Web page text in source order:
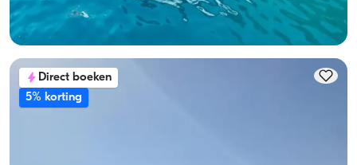
Laagste
24.000 TL
Beschikbaarheid & prijs bekijken
Direct boeken
5% korting